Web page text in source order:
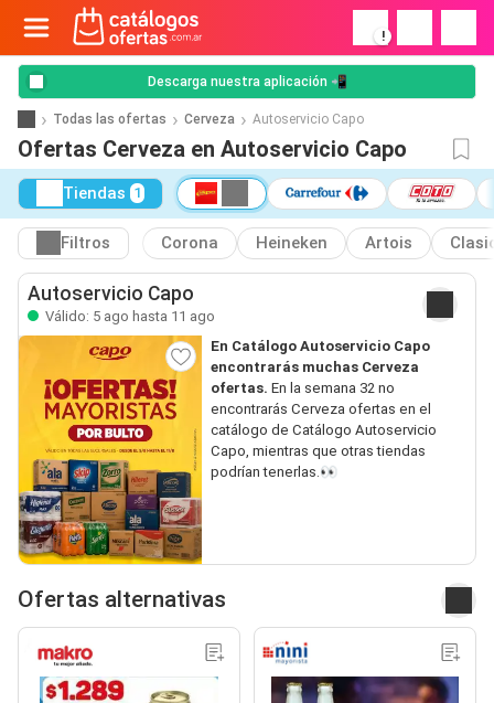
!
Descarga nuestra aplicación 📲
Todas las ofertas Cerveza Autoservicio Capo
Ofertas Cerveza en Autoservicio Capo
Tiendas 1
Filtros Corona Heineken Artois
Autoservicio Capo
Válido: 5 ago hasta 11 ago
En Catálogo Autoservicio Capo
encontrarás muchas Cerveza
ofertas. En la semana 32 no
encontrarás Cerveza ofertas en el
catálogo de Catálogo Autoservicio
Capo, mientras que otras tiendas
podrían tenerlas.👀
Ofertas alternativas